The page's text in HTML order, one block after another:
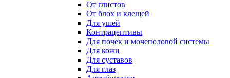
От глистов
От блох и клещей
Для ушей
Контрацептивы
Для почек и мочеполовой системы
Для кожи
Для суставов
Для глаз